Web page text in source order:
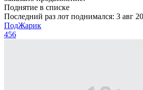
Поднятие в списке
Последний раз лот поднимался: 3 авг
ПодЖарик
456